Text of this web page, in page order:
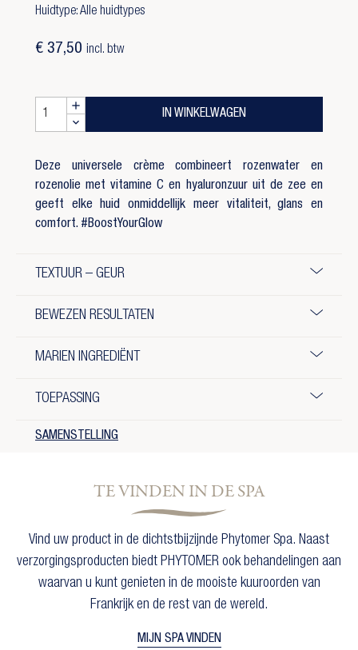
Huidtype: Alle huidtypes
€ 37,50 incl. btw
IN WINKELWAGEN
Deze universele crème combineert rozenwater en
rozenolie met vitamine C en hyaluronzuur uit de zee en
geeft elke huid onmiddellijk meer vitaliteit, glans en
comfort. #BoostYourGlow
TEXTUUR – GEUR
BEWEZEN RESULTATEN
MARIEN INGREDIËNT
TOEPASSING
SAMENSTELLING
TE VINDEN IN DE SPA
Vind uw product in de dichtstbijzijnde Phytomer Spa. Naast
verzorgingsproducten biedt PHYTOMER ook behandelingen aan
waarvan u kunt genieten in de mooiste kuuroorden van
Frankrijk en de rest van de wereld.
MIJN SPA VINDEN